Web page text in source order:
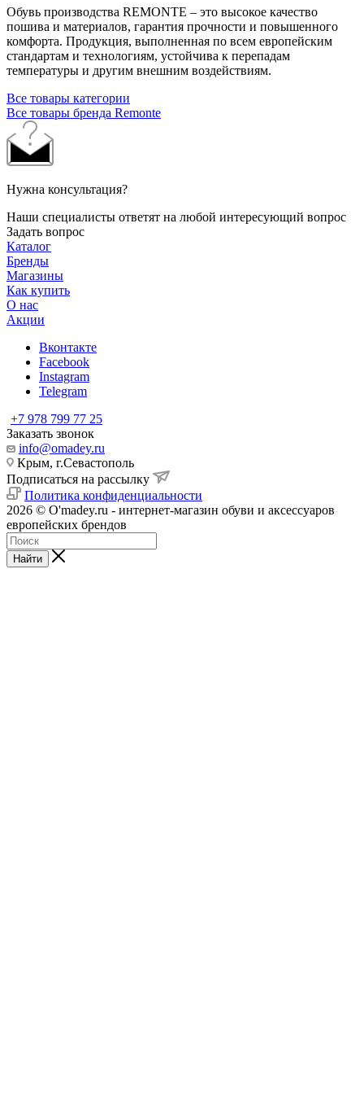
Обувь производства REMONTE – это высокое качество
пошива и материалов, гарантия прочности и повышенного
комфорта. Продукция, выполненная по всем европейским
стандартам и технологиям, устойчива к перепадам
температуры и другим внешним воздействиям.
Все товары категории
Все товары бренда Remonte
Нужна консультация?
Наши специалисты ответят на любой интересующий вопрос
Задать вопрос
Каталог
Бренды
Магазины
Как купить
О нас
Акции
Вконтакте
Facebook
Instagram
Telegram
+7 978 799 77 25
Заказать звонок
info@omadey.ru
Крым, г.Севастополь
Подписаться на рассылку
Политика конфиденциальности
2026 © O'madey.ru - интернет-магазин обуви и аксессуаров
европейских брендов
Найти